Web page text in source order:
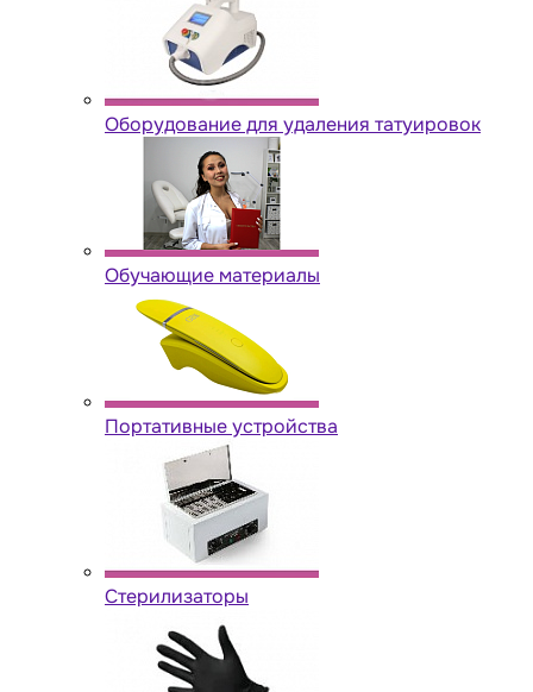
Оборудование для удаления татуировок
Обучающие материалы
Портативные устройства
Стерилизаторы